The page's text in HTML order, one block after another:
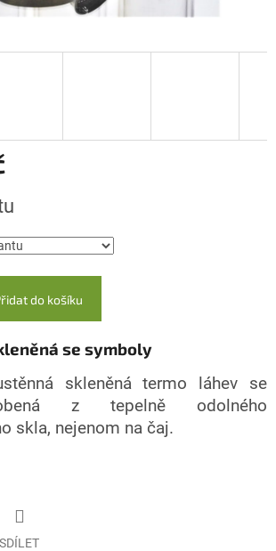
do košíku
se symboly
skleněná termo láhev se
z tepelně odolného
skla, nejenom na čaj.
SDÍLET